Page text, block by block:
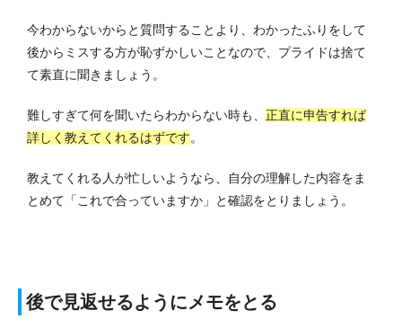
今わからないからと質問することより、わかったふりをして
後からミスする方が恥ずかしいことなので、プライドは捨て
て素直に聞きましょう。
難しすぎて何を聞いたらわからない時も、 正直に申告すれば
詳しく教えてくれるはずです。
教えてくれる人が忙しいようなら、自分の理解した内容をま
とめて「これで合っていますか」と確認をとりましょう。
後で見返せるようにメモをとる